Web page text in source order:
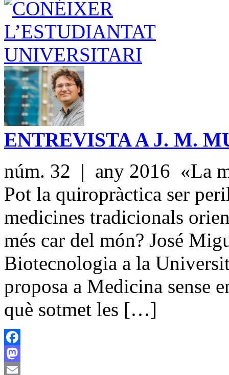
Share
ENTREVISTA A J. M.
núm. 32 | any 2016 «La
Pot la quiropràctica ser
medicines tradicionals
més car del món? José
Biotecnologia a la
proposa a Medicina sense
què sotmet les […]
Facebook
Mastodon